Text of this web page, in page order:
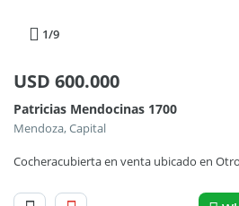
1/9
USD 600.000
Patricias Mendocinas 1700
Mendoza, Capital
Cocheracubierta en venta ubicado en